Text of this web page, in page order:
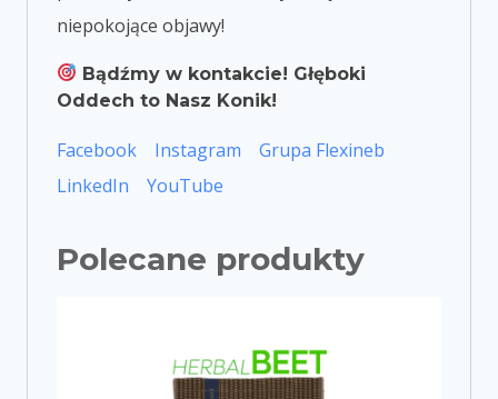
niepokojące objawy!
Bądźmy w kontakcie! Głęboki
Oddech to Nasz Konik!
Facebook Instagram
Grupa Flexineb
LinkedIn
YouTube
Polecane produkty